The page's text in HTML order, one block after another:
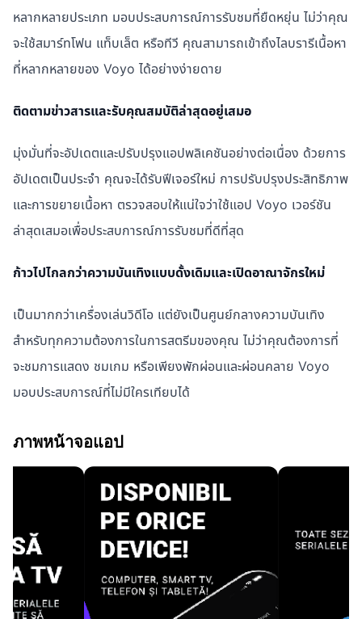
หลากหลายประเภท มอบประสบการณ์การรับชมที่ยืดหยุ่น ไม่ว่าคุณ
จะใช้สมาร์ทโฟน แท็บเล็ต หรือทีวี คุณสามารถเข้าถึงไลบรารีเนื้อหา
ที่หลากหลายของ Voyo ได้อย่างง่ายดาย
ติดตามข่าวสารและรับคุณสมบัติล่าสุดอยู่เสมอ
มุ่งมั่นที่จะอัปเดตและปรับปรุงแอปพลิเคชันอย่างต่อเนื่อง ด้วยการ
อัปเดตเป็นประจำ คุณจะได้รับฟีเจอร์ใหม่ การปรับปรุงประสิทธิภาพ
และการขยายเนื้อหา ตรวจสอบให้แน่ใจว่าใช้แอป Voyo เวอร์ชัน
ล่าสุดเสมอเพื่อประสบการณ์การรับชมที่ดีที่สุด
ก้าวไปไกลกว่าความบันเทิงแบบดั้งเดิมและเปิดอาณาจักรใหม่
เป็นมากกว่าเครื่องเล่นวิดีโอ แต่ยังเป็นศูนย์กลางความบันเทิง
สำหรับทุกความต้องการในการสตรีมของคุณ ไม่ว่าคุณต้องการที่
จะชมการแสดง ชมเกม หรือเพียงพักผ่อนและผ่อนคลาย Voyo
มอบประสบการณ์ที่ไม่มีใครเทียบได้
ภาพหน้าจอแอป